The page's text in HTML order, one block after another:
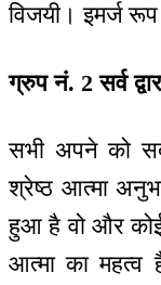
विजयी। इमर्ज
ग्रुप नं. 2 सर्व
सभी अपने को
श्रेष्ठ आत्मा
हुआ है वो और
आत्मा का महत्व